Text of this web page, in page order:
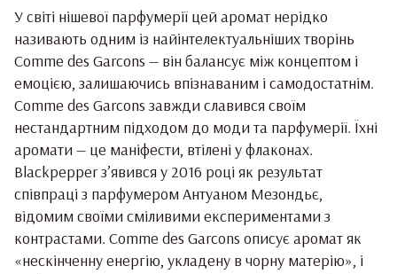
У світі нішевої парфумерії цей аромат нерідко
називають одним із найінтелектуальніших творінь
Comme des Garcons — він балансує між концептом і
емоцією, залишаючись впізнаваним і самодостатнім.
Comme des Garcons завжди славився своїм
нестандартним підходом до моди та парфумерії. Їхні
аромати — це маніфести, втілені у флаконах.
Blackpepper з’явився у 2016 році як результат
співпраці з парфумером Антуаном Мезондьє,
відомим своїми сміливими експериментами з
контрастами. Comme des Garcons описує аромат як
«нескінченну енергію, укладену в чорну матерію», і